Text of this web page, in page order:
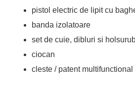
pistol electric de lipit cu
banda izolatoare
set de cuie, dibluri si
ciocan
cleste / patent